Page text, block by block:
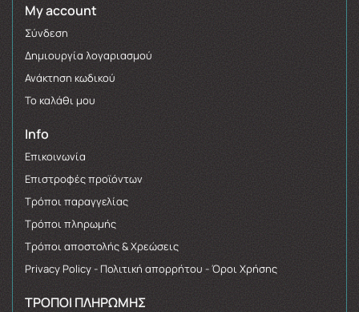
My account
Σύνδεση
Δημιουργία λογαριασμού
Ανάκτηση κωδικού
Το καλάθι μου
Info
Επικοινωνία
Επιστροφές προϊόντων
Τρόποι παραγγελίας
Τρόποι πληρωμής
Τρόποι αποστολής & Χρεώσεις
Privacy Policy - Πολιτική απορρήτου - Όροι Χρήσης
ΤΡΌΠΟΙ ΠΛΗΡΩΜΉΣ